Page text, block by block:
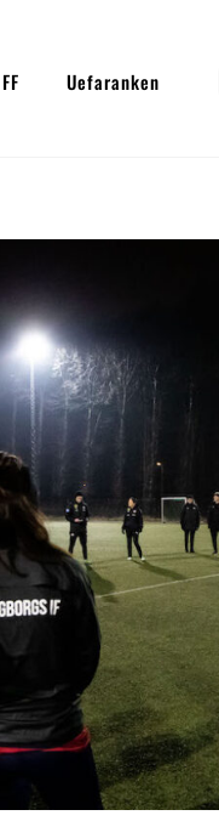
Uefaranken